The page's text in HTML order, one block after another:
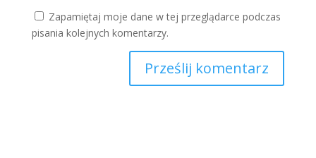
Zapamiętaj moje dane w tej przeglądarce podczas
pisania kolejnych komentarzy.